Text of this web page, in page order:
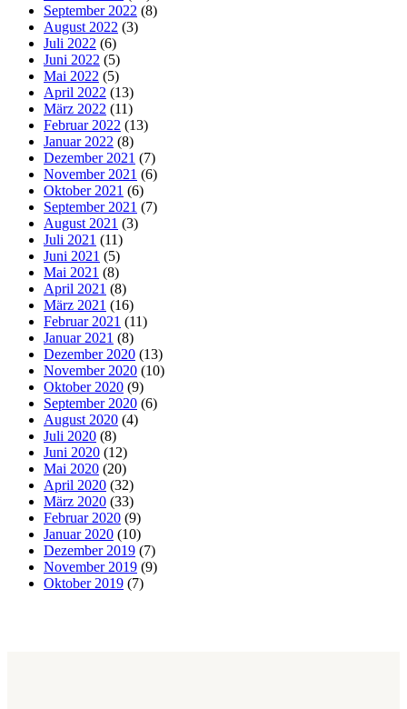
September 2022 (8)
August 2022 (3)
Juli 2022 (6)
Juni 2022 (5)
Mai 2022 (5)
April 2022 (13)
März 2022 (11)
Februar 2022 (13)
Januar 2022 (8)
Dezember 2021 (7)
November 2021 (6)
Oktober 2021 (6)
September 2021 (7)
August 2021 (3)
Juli 2021 (11)
Juni 2021 (5)
Mai 2021 (8)
April 2021 (8)
März 2021 (16)
Februar 2021 (11)
Januar 2021 (8)
Dezember 2020 (13)
November 2020 (10)
Oktober 2020 (9)
September 2020 (6)
August 2020 (4)
Juli 2020 (8)
Juni 2020 (12)
Mai 2020 (20)
April 2020 (32)
März 2020 (33)
Februar 2020 (9)
Januar 2020 (10)
Dezember 2019 (7)
November 2019 (9)
Oktober 2019 (7)